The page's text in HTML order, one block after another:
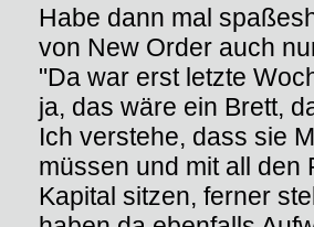
Habe dann mal
von New Order auch
"Da war erst letzte
ja, das wäre ein Brett,
Ich verstehe, dass sie
müssen und mit all den
Kapital sitzen, ferner